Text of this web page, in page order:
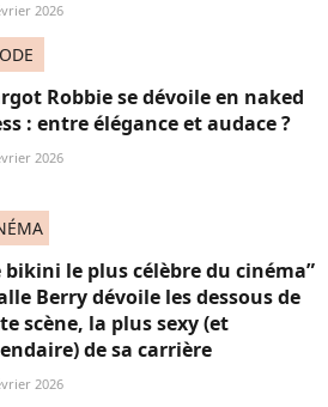
2026
Robbie se dévoile en naked
: entre élégance et audace ?
2026
bikini le plus célèbre du cinéma”
Berry dévoile les dessous de
scène, la plus sexy (et
de sa carrière
2026